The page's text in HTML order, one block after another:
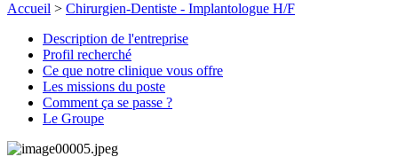
Accueil > Chirurgien-Dentiste - Implantologue H/F
Description de l'entreprise
Profil recherché
Ce que notre clinique vous offre
Les missions du poste
Comment ça se passe ?
Le Groupe